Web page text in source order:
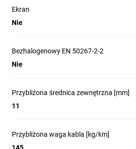
Ekran
Nie
Bezhalogenowy EN 50267-2-2
Nie
Przybliżona średnica zewnętrzna [mm]
11
Przybliżona waga kabla [kg/km]